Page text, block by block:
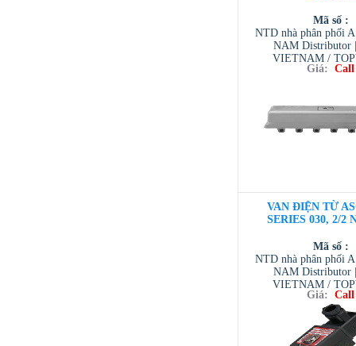
Mã số :
NTD nhà phân phối
NAM Distributor
VIETNAM /
VIETNAM /Giá: Call
VAN ĐIỆN TỪ
SERIES 030, 2/2
Mã số :
NTD nhà phân phối
NAM Distributor
VIETNAM /
VIETNAM /
/ TESCOM
Giá: Call